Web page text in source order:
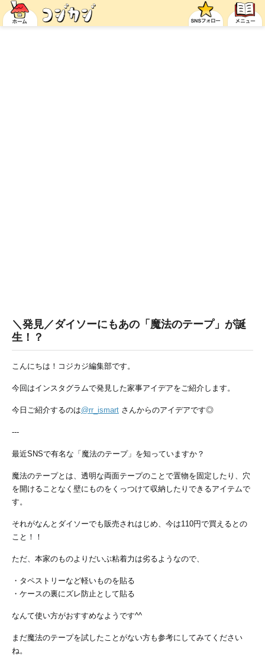
＼発見／ダイソーにもあの「魔法のテープ」が誕
生！？
こんにちは！コジカジ編集部です。
今回はインスタグラムで発見した家事アイデアをご紹介します。
今日ご紹介するのは@rr_ismart さんからのアイデアです◎
---
最近SNSで有名な「魔法のテープ」を知っていますか？
魔法のテープとは、透明な両面テープのことで置物を固定したり、穴
を開けることなく壁にものをくっつけて収納したりできるアイテムで
す。
それがなんとダイソーでも販売されはじめ、今は110円で買えるとの
こと！！
ただ、本家のものよりだいぶ粘着力は劣るようなので、
・タペストリーなど軽いものを貼る
・ケースの裏にズレ防止として貼る
なんて使い方がおすすめなようです^^
まだ魔法のテープを試したことがない方も参考にしてみてください
ね。